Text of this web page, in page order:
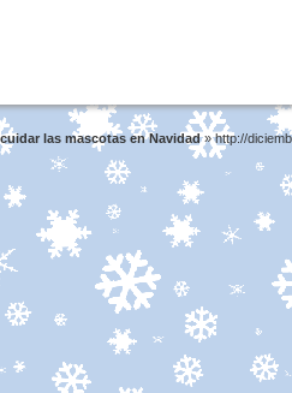
las mascotas en Navidad» http://